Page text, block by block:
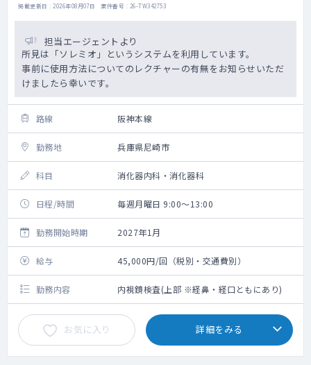
掲載更新日 : 2026年08月07日 案件番号 : 26-TW342753
担当エージェントより
所見は「ソレミオ」というシステムを利用しています。
事前に使用方法についてのレクチャーの有無をお知らせいただ
けましたら幸いです。
路線 阪神本線
勤務地 兵庫県尼崎市
科目 消化器内科・消化器科
日程/時間 毎週月曜日 9:00～13:00
勤務開始時期 2027年1月
給与 45,000円/回（税別・交通費別）
勤務内容 内視鏡検査(上部 ※経鼻・経口ともにあり)
お気に入り 詳細をみる